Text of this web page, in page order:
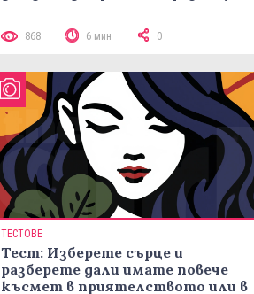
868 6 мин 0
ТЕСТОВЕ
Тест: Изберете сърце и
разберете дали имате повече
късмет в приятелството или в